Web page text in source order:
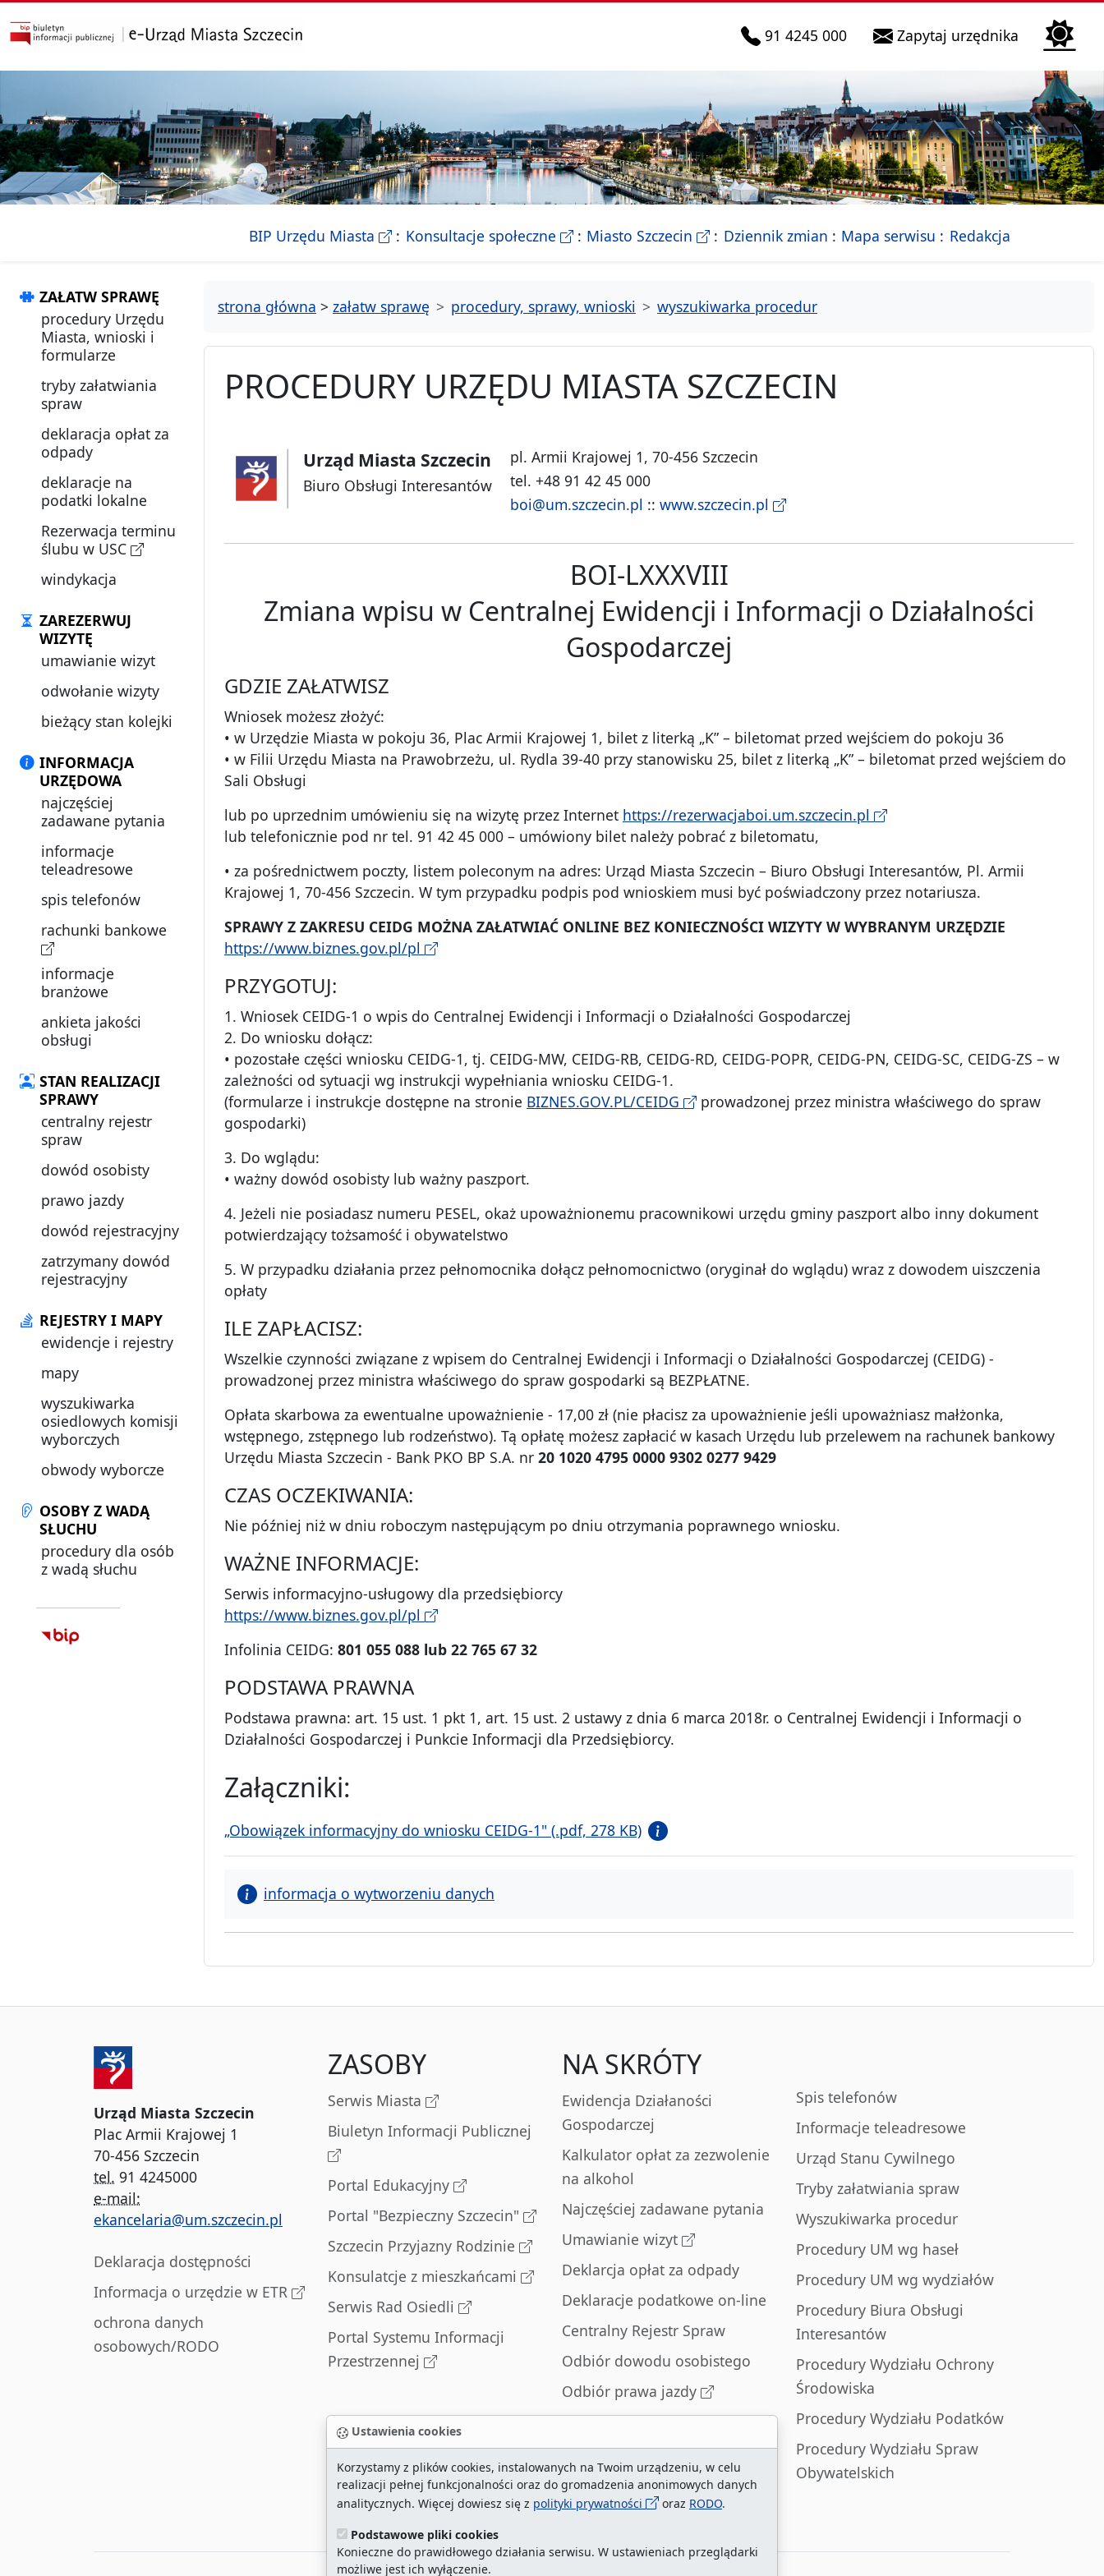
przejdź do głównego menu
Ustawienia cookies
Korzystamy z plików cookies, instalowanych na Twoim urządzeniu, w celu
realizacji pełnej funkcjonalności oraz do gromadzenia anonimowych danych
analitycznych. Więcej dowiesz się z polityki prywatności oraz RODO.
Podstawowe pliki cookies
Konieczne do prawidłowego działania serwisu. W ustawieniach przeglądarki
możliwe jest ich wyłączenie.
telefon do infolinii:
91 4245 000 Zapytaj urzędnika Biura
BIP Urzędu Miasta - Biletyn Informacji Publicznej Urzedu Miasta Szczecin
Konsultacje społeczne- strona konsultacji Miasta Szczecin
Miasto Szczecin - Oficjalna strona Miasta Szczecin
Dziennik zmian Mapa serwisu - drzewko rozdziałów
Redakcja
ZAŁATW SPRAWĘ
procedury Urzędu
Miasta, wnioski i
formularze
tryby załatwiania
spraw
deklaracja opłat za
odpady
deklaracje na
podatki lokalne
Rezerwacja terminu
ślubu w USC
windykacja
ZAREZERWUJ
WIZYTĘ
umawianie wizyt
odwołanie wizyty
bieżący stan kolejki
INFORMACJA
URZĘDOWA
najczęściej
zadawane pytania
informacje
teleadresowe
spis telefonów
rachunki bankowe
informacje
branżowe
ankieta jakości
obsługi
STAN REALIZACJI
SPRAWY
centralny rejestr
spraw
dowód osobisty
prawo jazdy
dowód rejestracyjny
zatrzymany dowód
rejestracyjny
REJESTRY I MAPY
ewidencje i rejestry
mapy
wyszukiwarka
osiedlowych komisji
wyborczych
obwody wyborcze
OSOBY Z WADĄ
SŁUCHU
procedury dla osób
z wadą słuchu
strona główna > załatw sprawę procedury, sprawy, wnioski wyszukiwarka procedur
PROCEDURY URZĘDU MIASTA SZCZECIN
Urząd Miasta Szczecin
Biuro Obsługi Interesantów
pl. Armii Krajowej 1, 70-456 Szczecin
tel. +48 91 42 45 000
boi@um.szczecin.pl ::www.szczecin.pl
BOI-LXXXVIII
Zmiana wpisu w Centralnej Ewidencji i Informacji o Działalności
Gospodarczej
GDZIE ZAŁATWISZ
Wniosek możesz złożyć:
• w Urzędzie Miasta w pokoju 36, Plac Armii Krajowej 1, bilet z literką „K” – biletomat przed wejściem do pokoju 36
• w Filii Urzędu Miasta na Prawobrzeżu, ul. Rydla 39-40 przy stanowisku 25, bilet z literką „K” – biletomat przed wejściem do
Sali Obsługi
lub po uprzednim umówieniu się na wizytę przez Internet https://rezerwacjaboi.um.szczecin.pl
lub telefonicznie pod nr tel. 91 42 45 000 – umówiony bilet należy pobrać z biletomatu,
• za pośrednictwem poczty, listem poleconym na adres: Urząd Miasta Szczecin – Biuro Obsługi Interesantów, Pl. Armii
Krajowej 1, 70-456 Szczecin. W tym przypadku podpis pod wnioskiem musi być poświadczony przez notariusza.
SPRAWY Z ZAKRESU CEIDG MOŻNA ZAŁATWIAĆ ONLINE BEZ KONIECZNOŚCI WIZYTY W WYBRANYM URZĘDZIE
https://www.biznes.gov.pl/pl
PRZYGOTUJ:
1. Wniosek CEIDG-1 o wpis do Centralnej Ewidencji i Informacji o Działalności Gospodarczej
2. Do wniosku dołącz:
• pozostałe części wniosku CEIDG-1, tj. CEIDG-MW, CEIDG-RB, CEIDG-RD, CEIDG-POPR, CEIDG-PN, CEIDG-SC, CEIDG-ZS – w
zależności od sytuacji wg instrukcji wypełniania wniosku CEIDG-1.
(formularze i instrukcje dostępne na stronie BIZNES.GOV.PL/CEIDG
prowadzonej przez ministra właściwego do spraw
gospodarki)
3. Do wglądu:
• ważny dowód osobisty lub ważny paszport.
4. Jeżeli nie posiadasz numeru PESEL, okaż upoważnionemu pracownikowi urzędu gminy paszport albo inny dokument
potwierdzający tożsamość i obywatelstwo
5. W przypadku działania przez pełnomocnika dołącz pełnomocnictwo (oryginał do wglądu) wraz z dowodem uiszczenia
opłaty
ILE ZAPŁACISZ:
Wszelkie czynności związane z wpisem do Centralnej Ewidencji i Informacji o Działalności Gospodarczej (CEIDG) -
prowadzonej przez ministra właściwego do spraw gospodarki są BEZPŁATNE.
Opłata skarbowa za ewentualne upoważnienie - 17,00 zł (nie płacisz za upoważnienie jeśli upoważniasz małżonka,
wstępnego, zstępnego lub rodzeństwo). Tą opłatę możesz zapłacić w kasach Urzędu lub przelewem na rachunek bankowy
Urzędu Miasta Szczecin - Bank PKO BP S.A. nr 20 1020 4795 0000 9302 0277 9429
CZAS OCZEKIWANIA:
Nie później niż w dniu roboczym następującym po dniu otrzymania poprawnego wniosku.
WAŻNE INFORMACJE:
Serwis informacyjno-usługowy dla przedsiębiorcy
https://www.biznes.gov.pl/pl
Infolinia CEIDG: 801 055 088 lub 22 765 67 32
PODSTAWA PRAWNA
Podstawa prawna: art. 15 ust. 1 pkt 1, art. 15 ust. 2 ustawy z dnia 6 marca 2018r. o Centralnej Ewidencji i Informacji o
Działalności Gospodarczej i Punkcie Informacji dla Przedsiębiorcy.
Załączniki:
„Obowiązek informacyjny do wniosku CEIDG-1" (.pdf, 278 KB)
informacja o wytworzeniu danych
Urząd Miasta Szczecin
Plac Armii Krajowej 1
70-456 Szczecin
tel. 91 4245000
e-mail:
ekancelaria@um.szczecin.pl
Deklaracja dostępności
Informacja o urzędzie w ETR
ochrona danych
osobowych/RODO
ZASOBY
Serwis Miasta
Biuletyn Informacji Publicznej
Portal Edukacyjny
Portal "Bezpieczny Szczecin"
Szczecin Przyjazny Rodzinie
Konsulatcje z mieszkańcami
Serwis Rad Osiedli
Portal Systemu Informacji
Przestrzennej
NA SKRÓTY
Ewidencja Działaności
Gospodarczej
Kalkulator opłat za zezwolenie
na alkohol
Najczęściej zadawane pytania
Umawianie wizyt
Deklarcja opłat za odpady
Deklaracje podatkowe on-line
Centralny Rejestr Spraw
Odbiór dowodu osobistego
Odbiór prawa jazdy
Odbiór dowodu
rejestracyjnego
Zatrzymane dowody
rejestracyjne
Spis telefonów
Informacje teleadresowe
Urząd Stanu Cywilnego
Tryby załatwiania spraw
Wyszukiwarka procedur
Procedury UM wg haseł
Procedury UM wg wydziałów
Procedury Biura Obsługi
Interesantów
Procedury Wydziału Ochrony
Środowiska
Procedury Wydziału Podatków
Procedury Wydziału Spraw
Obywatelskich